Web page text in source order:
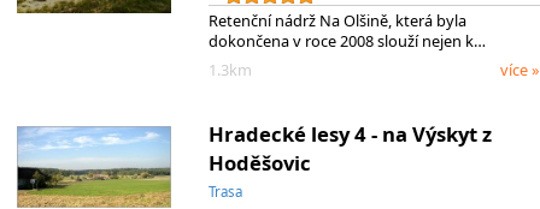
Retenční nádrž Na Olšině, která byla
dokončena v roce 2008 slouží nejen k…
1.3km
více »
Hradecké lesy 4 - na Výskyt z
Hoděšovic
Trasa